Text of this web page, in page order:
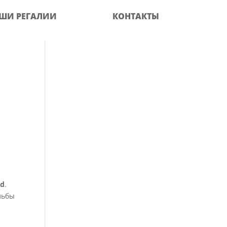
РЕГАЛИИ КОНТАКТЫ
.